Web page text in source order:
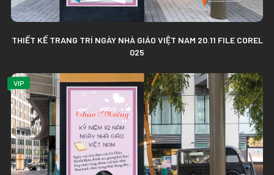
THIẾT KẾ TRANG TRÍ NGÀY NHÀ GIÁO VIỆT NAM 20.11 FILE COREL
025
VIP